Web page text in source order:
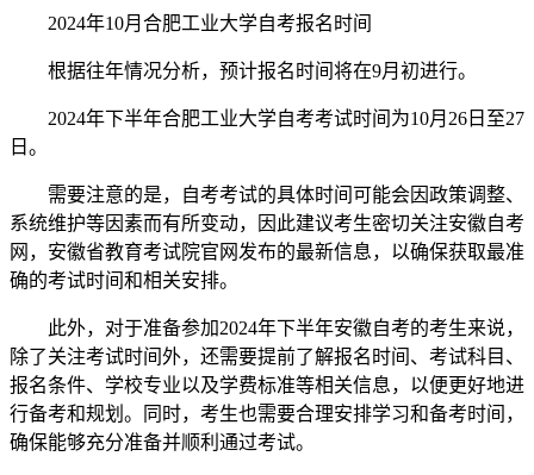
2024年10月合肥工业大学自考报名时间
根据往年情况分析，预计报名时间将在9月初进行。
2024年下半年合肥工业大学自考考试时间为10月26日至27
日。
需要注意的是，自考考试的具体时间可能会因政策调整、
系统维护等因素而有所变动，因此建议考生密切关注安徽自考
网，安徽省教育考试院官网发布的最新信息，以确保获取最准
确的考试时间和相关安排。
此外，对于准备参加2024年下半年安徽自考的考生来说，
除了关注考试时间外，还需要提前了解报名时间、考试科目、
报名条件、学校专业以及学费标准等相关信息，以便更好地进
行备考和规划。同时，考生也需要合理安排学习和备考时间，
确保能够充分准备并顺利通过考试。